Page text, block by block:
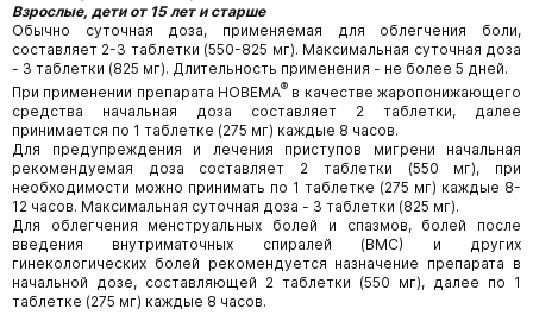
Взрослые, дети от 15 лет и старше
Обычно суточная доза, применяемая для облегчения боли,
составляет 2-3 таблетки (550-825 мг). Максимальная суточная доза
- 3 таблетки (825 мг). Длительность применения - не более 5 дней.
При применении препарата НОВЕМА® в качестве жаропонижающего
средства начальная доза составляет 2 таблетки, далее
принимается по 1 таблетке (275 мг) каждые 8 часов.
Для предупреждения и лечения приступов мигрени начальная
рекомендуемая доза составляет 2 таблетки (550 мг), при
необходимости можно принимать по 1 таблетке (275 мг) каждые 8-
12 часов. Максимальная суточная доза - 3 таблетки (825 мг).
Для облегчения менструальных болей и спазмов, болей после
введения внутриматочных спиралей (ВМС) и других
гинекологических болей рекомендуется назначение препарата в
начальной дозе, составляющей 2 таблетки (550 мг), далее по 1
таблетке (275 мг) каждые 8 часов.